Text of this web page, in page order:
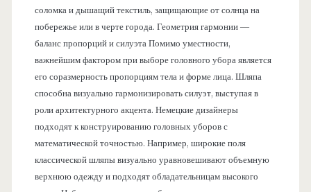
соломка и дышащий текстиль, защищающие от солнца на
побережье или в черте города. Геометрия гармонии —
баланс пропорций и силуэта Помимо уместности,
важнейшим фактором при выборе головного убора является
его соразмерность пропорциям тела и форме лица. Шляпа
способна визуально гармонизировать силуэт, выступая в
роли архитектурного акцента. Немецкие дизайнеры
подходят к конструированию головных уборов с
математической точностью. Например, широкие поля
классической шляпы визуально уравновешивают объемную
верхнюю одежду и подходят обладательницам высокого